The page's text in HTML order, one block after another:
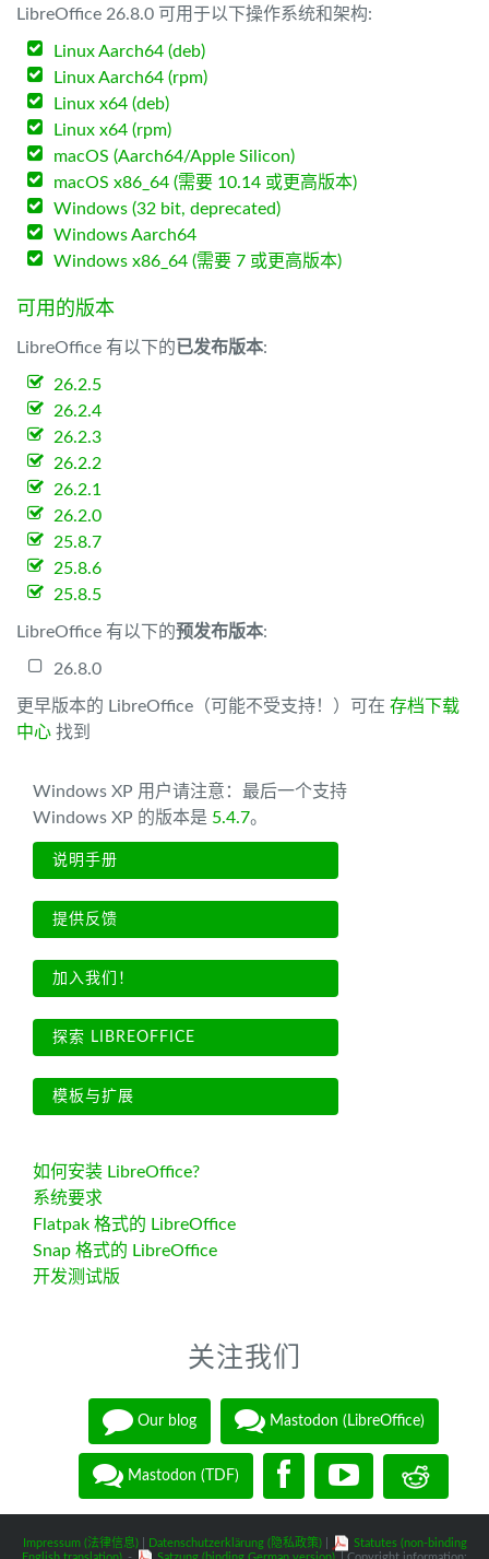
LibreOffice 26.8.0 可用于以下操作系统和架构:
Linux Aarch64 (deb)
Linux Aarch64 (rpm)
Linux x64 (deb)
Linux x64 (rpm)
macOS (Aarch64/Apple Silicon)
macOS x86_64 (需要 10.14 或更高版本)
Windows (32 bit, deprecated)
Windows Aarch64
Windows x86_64 (需要 7 或更高版本)
可用的版本
LibreOffice 有以下的已发布版本:
26.2.5
26.2.4
26.2.3
26.2.2
26.2.1
26.2.0
25.8.7
25.8.6
25.8.5
LibreOffice 有以下的预发布版本:
26.8.0
更早版本的 LibreOffice（可能不受支持！）可在 存档下载
中心 找到
Windows XP 用户请注意：最后一个支持
Windows XP 的版本是 5.4.7。
说明手册
提供反馈
加入我们！
探索 LIBREOFFICE
模板与扩展
如何安装 LibreOffice?
系统要求
Flatpak 格式的 LibreOffice
Snap 格式的 LibreOffice
开发测试版
关注我们
Our blog Mastodon (LibreOffice)
Mastodon (TDF)
Impressum (法律信息)| Datenschutzerklärung (隐私政策)|
Statutes (non-binding